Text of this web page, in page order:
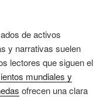
de activos
y narrativas suelen
lectores que siguen el
mundiales y
ofrecen una clara